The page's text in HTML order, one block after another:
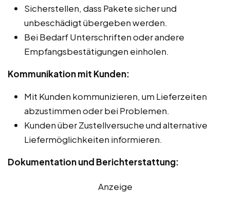
Sicherstellen, dass Pakete sicher und
unbeschädigt übergeben werden.
Bei Bedarf Unterschriften oder andere
Empfangsbestätigungen einholen.
Kommunikation mit Kunden:
Mit Kunden kommunizieren, um Lieferzeiten
abzustimmen oder bei Problemen.
Kunden über Zustellversuche und alternative
Liefermöglichkeiten informieren.
Dokumentation und Berichterstattung:
Anzeige